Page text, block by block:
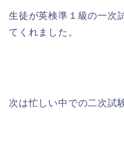
生徒が英検準１級の一次
てくれました。
次は忙しい中での二次試